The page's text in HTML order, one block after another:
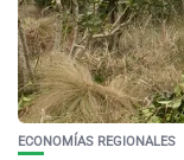
ECONOMÍAS REGIONALES